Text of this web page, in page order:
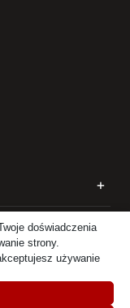
+
+
doświadczenia
strony.
używanie